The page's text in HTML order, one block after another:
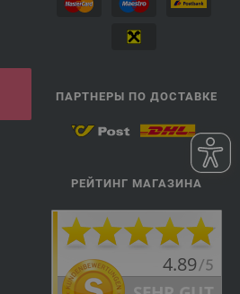
ПАРТНЕРЫ ПО ДОСТАВКЕ
РЕЙТИНГ МАГАЗИНА